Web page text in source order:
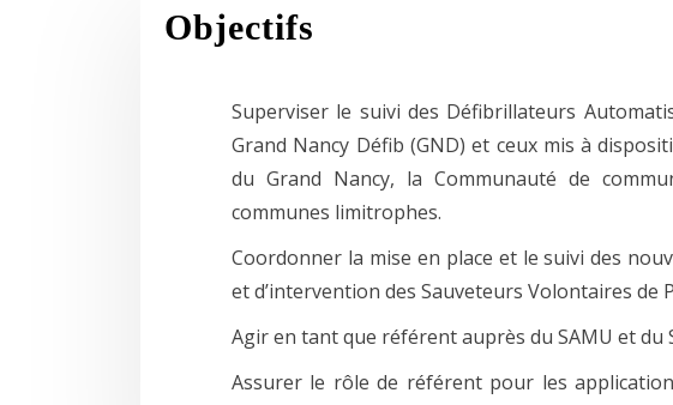
Objectifs
Superviser le suivi des Défibrillateurs
Grand Nancy Défib (GND) et ceux mis à
du Grand Nancy, la Communauté de
communes limitrophes.
Coordonner la mise en place et le suivi des
et d’intervention des Sauveteurs Volontaires de
Agir en tant que référent auprès du SAMU et du
Assurer le rôle de référent pour les